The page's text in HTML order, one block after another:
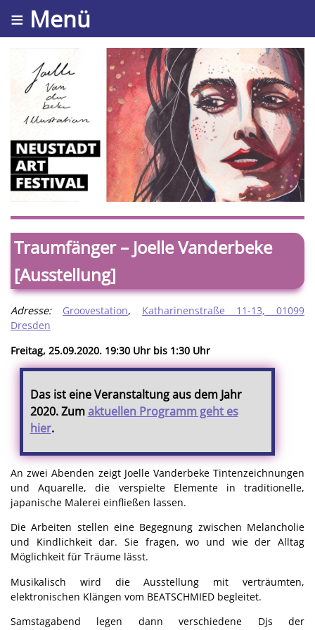
≡ Menü
Traumfänger – Joelle Vanderbeke
[Ausstellung]
Adresse: Groovestation, Katharinenstraße 11-13, 01099
Dresden
Freitag, 25.09.2020. 19:30 Uhr bis 1:30 Uhr
Das ist eine Veranstaltung aus dem Jahr
2020. Zumaktuellen Programm geht es
hier.
An zwei Abenden zeigt Joelle Vanderbeke Tintenzeichnungen
und Aquarelle, die verspielte Elemente in traditionelle,
japanische Malerei einfließen lassen.
Die Arbeiten stellen eine Begegnung zwischen Melancholie
und Kindlichkeit dar. Sie fragen, wo und wie der Alltag
Möglichkeit für Träume lässt.
Musikalisch wird die Ausstellung mit verträumten,
elektronischen Klängen vom BEATSCHMIED begleitet.
Samstagabend legen dann verschiedene Djs der